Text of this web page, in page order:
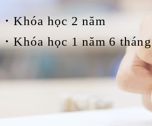
・Khóa học 2 năm
・Khóa học 1 năm 6 tháng